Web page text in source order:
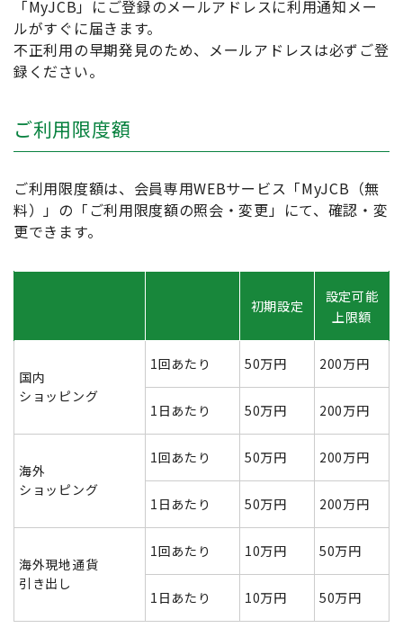
「MyJCB」にご登録のメールアドレスに利用通知メー
ルがすぐに届きます。
不正利用の早期発見のため、メールアドレスは必ずご登
録ください。
ご利用限度額
ご利用限度額は、会員専用WEBサービス「MyJCB（無
料）」の「ご利用限度額の照会・変更」にて、確認・変
更できます。
初期設定
設定可能
上限額
国内
ショッピング
1回あたり 50万円 200万円
1日あたり 50万円 200万円
海外
ショッピング
1回あたり 50万円 200万円
1日あたり 50万円 200万円
海外現地通貨
引き出し
1回あたり 10万円 50万円
1日あたり 10万円 50万円